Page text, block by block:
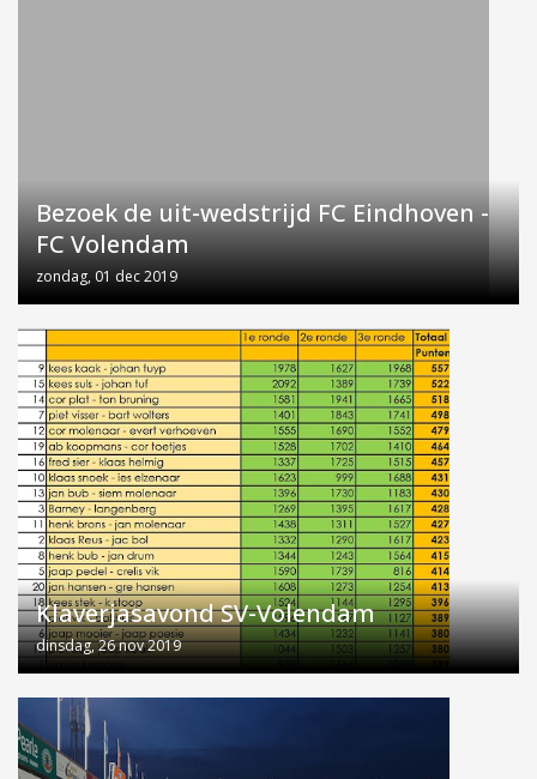
Bezoek de uit-wedstrijd FC Eindhoven -
FC Volendam
zondag, 01 dec 2019
Klaverjasavond SV-Volendam
dinsdag, 26 nov 2019